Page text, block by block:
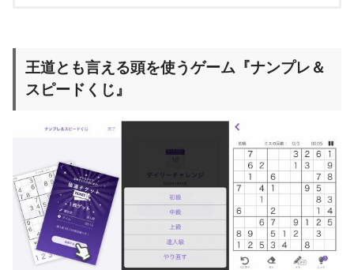
王道とも言える頭を使うゲーム『ナンプレ＆
スピードくじ』